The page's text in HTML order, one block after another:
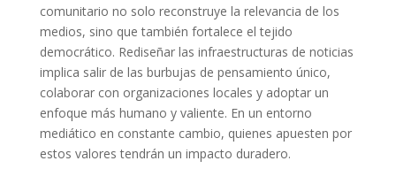
comunitario no solo reconstruye la relevancia de los
medios, sino que también fortalece el tejido
democrático. Rediseñar las infraestructuras de noticias
implica salir de las burbujas de pensamiento único,
colaborar con organizaciones locales y adoptar un
enfoque más humano y valiente. En un entorno
mediático en constante cambio, quienes apuesten por
estos valores tendrán un impacto duradero.